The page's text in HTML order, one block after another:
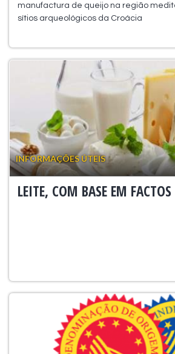
manufactura de queijo na região
sítios arqueológicos da Croácia
INFORMAÇÕES ÚTEIS
LEITE, COM BASE EM